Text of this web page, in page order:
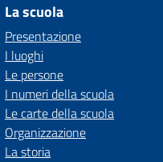
La scuola
Presentazione
I luoghi
Le persone
I numeri della scuola
Le carte della scuola
Organizzazione
La storia